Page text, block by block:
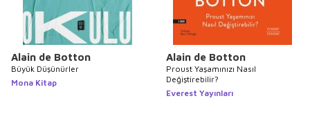
Alain de Botton
Büyük Düşünürler
Mona Kitap
Alain de Botton
Proust Yaşamınızı Nasıl
Değiştirebilir?
Everest Yayınları